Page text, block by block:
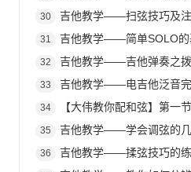
30 吉他教学——扫弦技巧及
31 吉他教学——简单SOLO的
32 吉他教学——吉他弹奏之
33 吉他教学——电吉他泛音
34 【大伟教你配和弦】第一
35 吉他教学——学会调弦的
36 吉他教学——揉弦技巧的